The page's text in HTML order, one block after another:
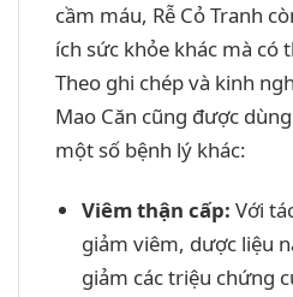
cầm máu, Rễ Cỏ Tranh
ích sức khỏe khác mà có
Theo ghi chép và kinh
Mao Căn cũng được
một số bệnh lý khác:
Viêm thận cấp: Với
giảm viêm, dược liệu
giảm các triệu chứng